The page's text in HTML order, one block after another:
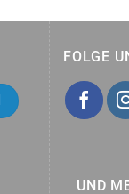
FOLGE
UND